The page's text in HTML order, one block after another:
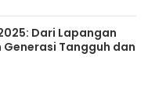
Dari Lapangan
Tangguh dan